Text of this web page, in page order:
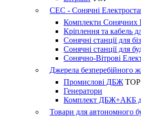
СЕС - Сонячні
Комплекти Сонячних
Кріплення та кабель
Сонячні станції для
Сонячні станції для
Сонячно-Вітрові
Джерела безперебійного
Промислові ДБЖ TOP
Генератори
Комплект ДБЖ+АКБ
Товари для автономного